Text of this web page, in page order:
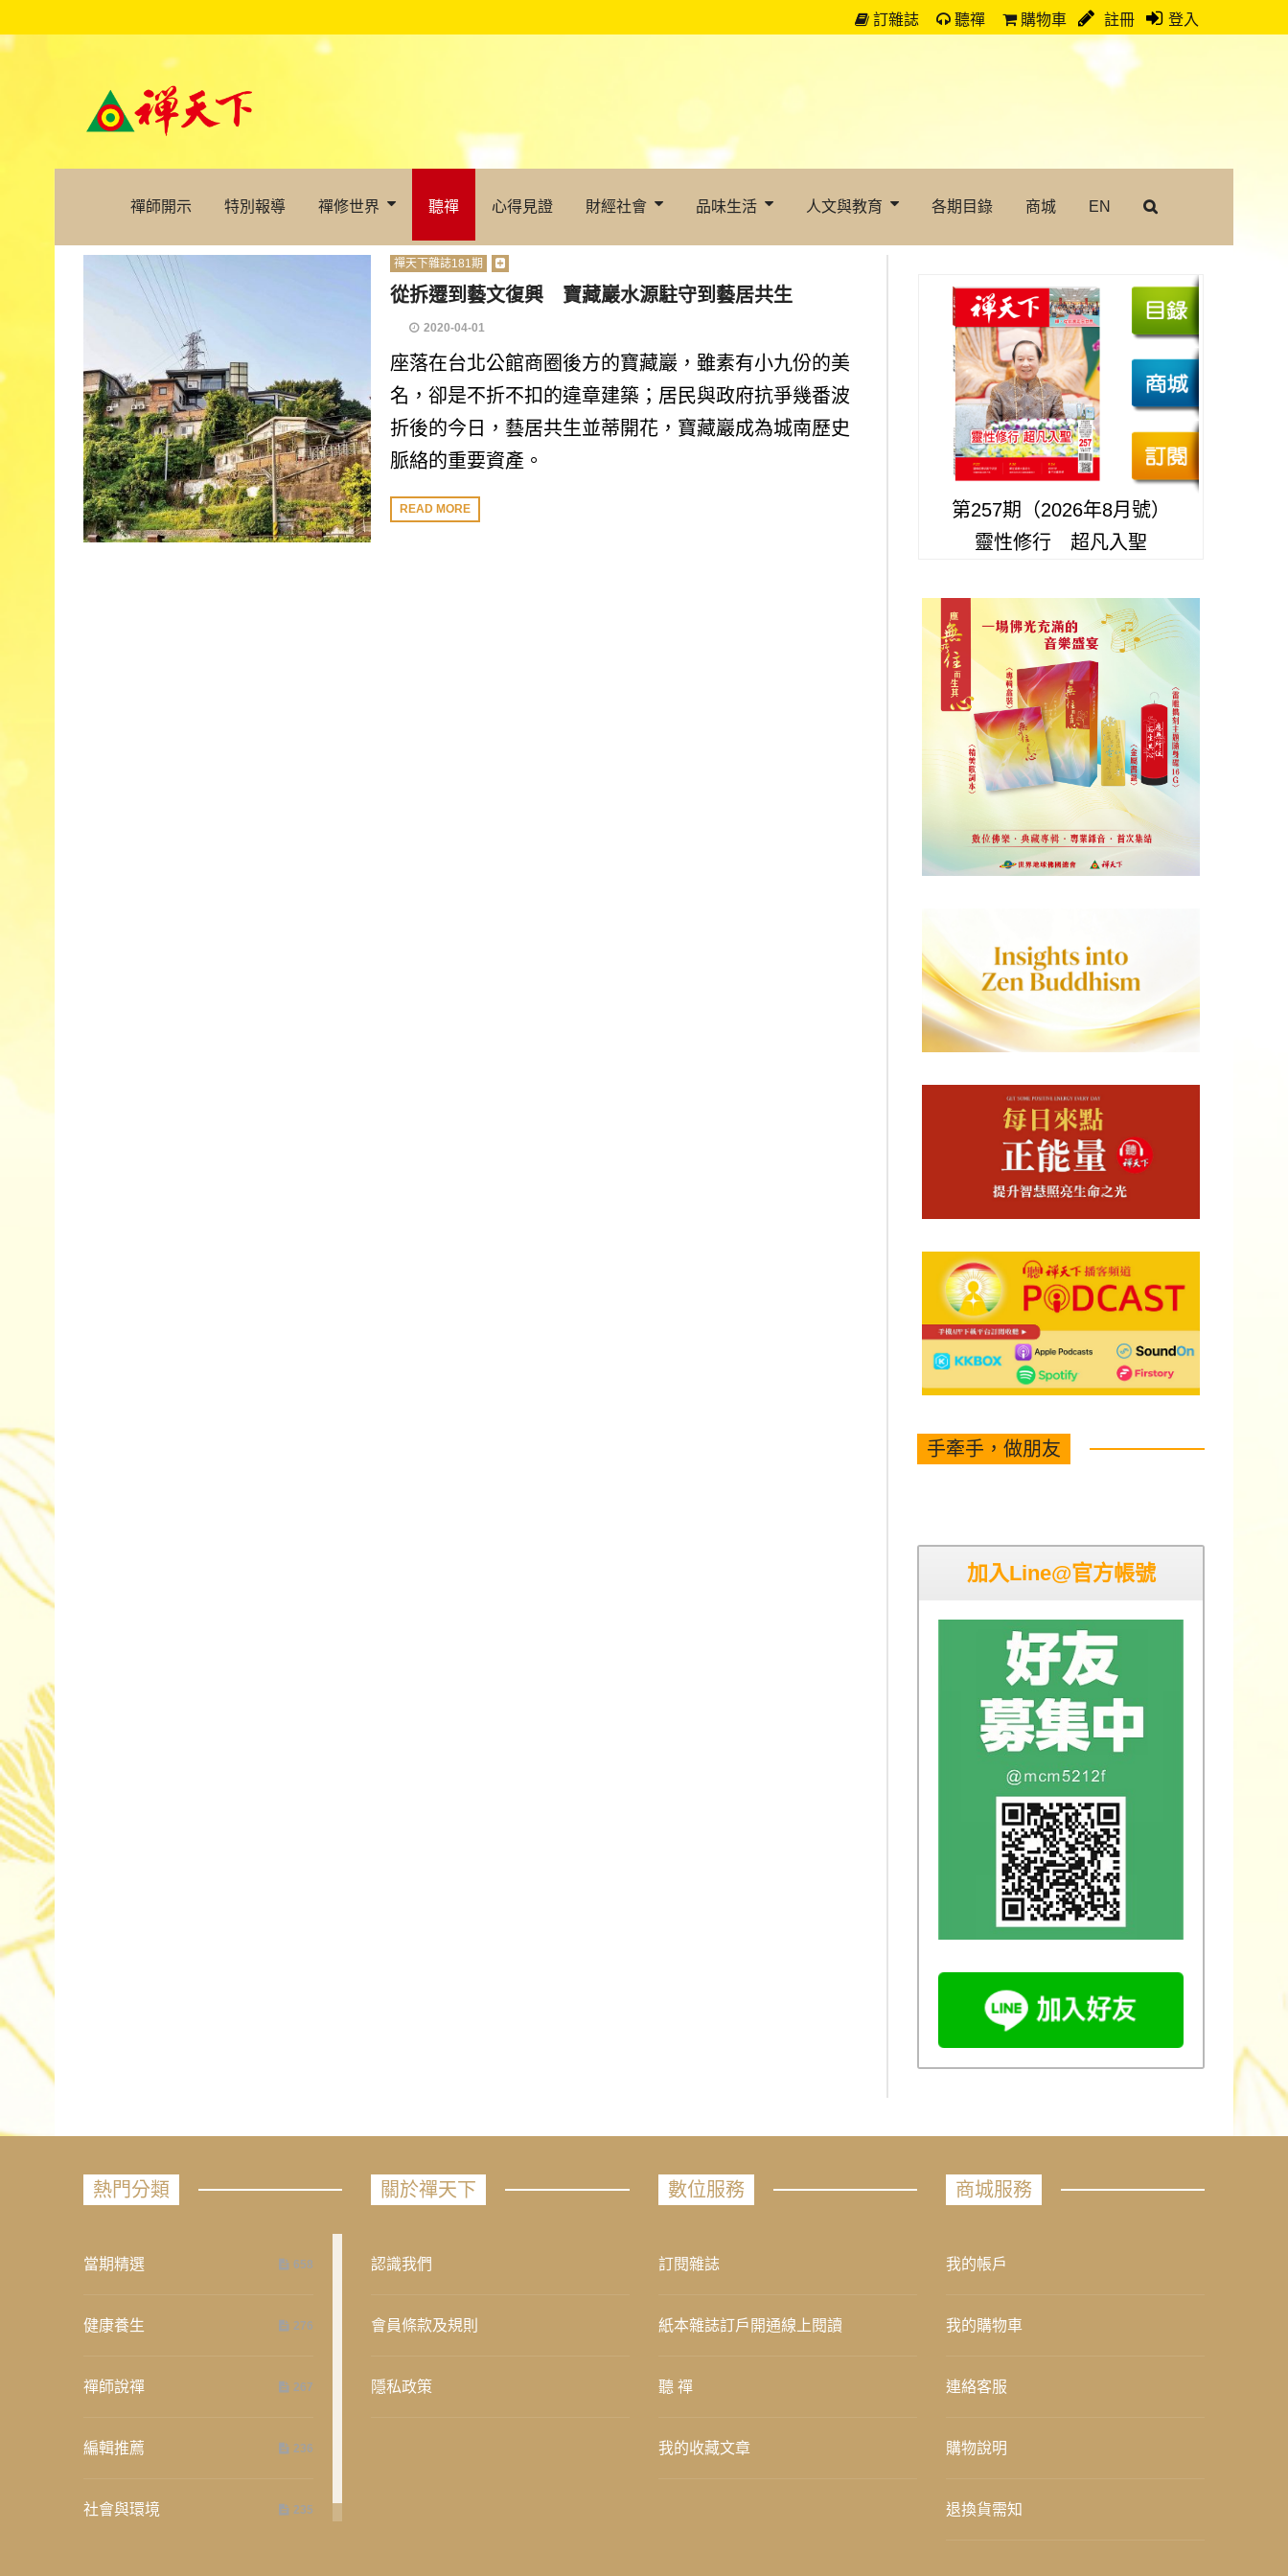
訂雜誌 聽禪 購物車 註冊 登入
禪師開示 特別報導 禪修世界 聽禪 心得見證 財經社會 品味生活 人文與教育 各期目錄 商城 EN
禪天下雜誌181期
從拆遷到藝文復興 寶藏巖水源駐守到藝居共生
2020-04-01
座落在台北公館商圈後方的寶藏巖，雖素有小九份的美
名，卻是不折不扣的違章建築；居民與政府抗爭幾番波
折後的今日，藝居共生並蒂開花，寶藏巖成為城南歷史
脈絡的重要資產。
READ MORE
第257期（2026年8月號）
靈性修行 超凡入聖
手牽手，做朋友
加入Line@官方帳號
熱門分類
當期精選 658
健康養生 276
禪師說禪 267
編輯推薦 236
社會與環境 235
關於禪天下
認識我們
會員條款及規則
隱私政策
數位服務
訂閱雜誌
紙本雜誌訂戶開通線上閱讀
聽 禪
我的收藏文章
商城服務
我的帳戶
我的購物車
連絡客服
購物說明
退換貨需知